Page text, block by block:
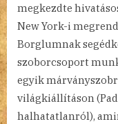
megkezdte
New York-i
Borglumnak
szoborcsoport
egyik
világkiállításon
halhatatlanról),